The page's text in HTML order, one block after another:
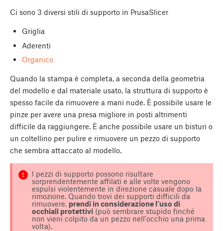
Ci sono 3 diversi stili di supporto in PrusaSlicer
Griglia
Aderenti
Organico
Quando la stampa è completa, a seconda della geometria
del modello e dal materiale usato, la struttura di supporto è
spesso facile da rimuovere a mani nude. È possibile usare le
pinze per avere una presa migliore in posti altrimenti
difficile da raggiungere. È anche possibile usare un bisturi o
un coltellino per pulire e rimuovere un pezzo di supporto
che sembra attaccato al modello.
I pezzi di supporto possono risultare
sorprendentemente affilati e alle volte vengono
espulsi violentemente in direzione casuale dopo la
rimozione. Quando trovi dei supporti difficili da
rimuovere, prendi in considerazione l'uso di
occhiali protettivi(può sembrare stupido finché
non vieni colpito da un pezzo nell'occhio una prima
volta).